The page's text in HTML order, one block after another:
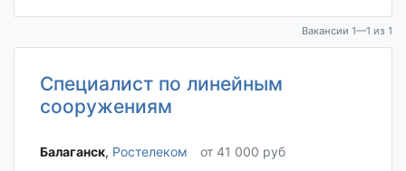
Вакансии 1—1 из 1
Специалист по линейным
сооружениям
Балаганск‎, Ростелеком от 41 000 руб